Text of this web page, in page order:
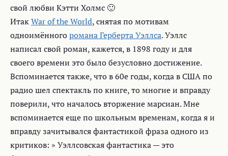
свой любви Кэтти Холмс 🙂
ИтакWar of the World, снятая по мотивам
одноимённогоромана Герберта Уэллса. Уэллс
написал свой роман, кажется, в 1898 году и для
своего времени это было безусловно достижение.
Вспоминается также, что в 60е годы, когда в США по
радио шел спектакль по книге, то многие и вправду
поверили, что началось вторжение марсиан. Мне
вспоминается еще по школьным временам, когда я и
вправду зачитывался фантастикой фраза одного из
критиков: » Уэллсовская фантастика — это